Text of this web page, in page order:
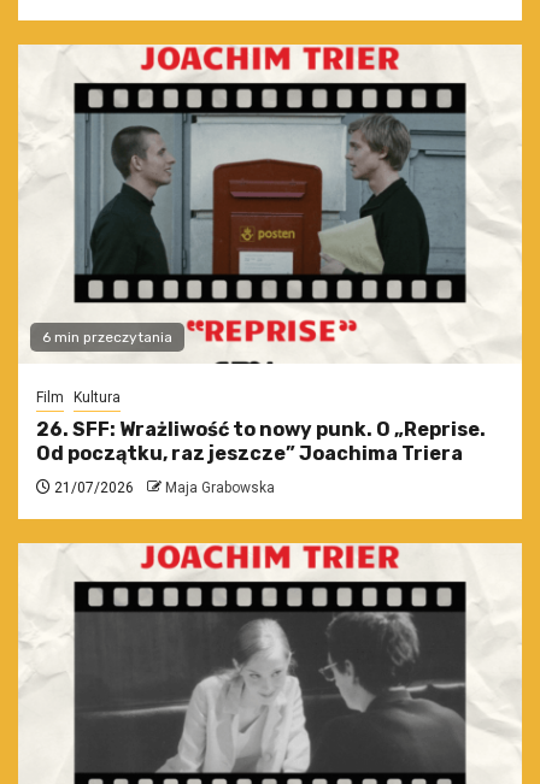
6 min przeczytania
Film Kultura
26. SFF: Wrażliwość to nowy punk. O „Reprise.
Od początku, raz jeszcze” Joachima Triera
21/07/2026 Maja Grabowska